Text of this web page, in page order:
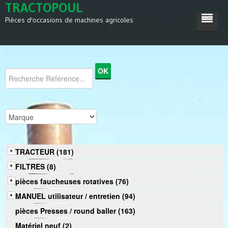
TRACTOPOUL
Pièces d'occasions de machines agricoles
TRACTEUR (181)
FILTRES (8)
pièces faucheuses rotatives (76)
MANUEL utilisateur / entretien (94)
pièces Presses / round baller (163)
Matériel neuf (2)
TRACTEUR
DIVERS
SATISFACTIONS
CONTACT